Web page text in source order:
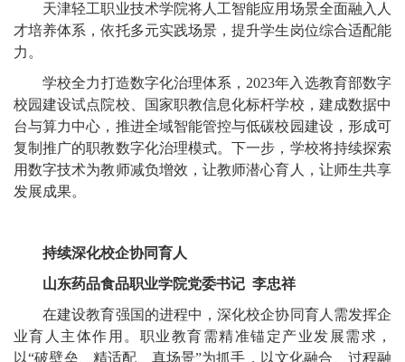
天津轻工职业技术学院将人工智能应用场景全面融入人
才培养体系，依托多元实践场景，提升学生岗位综合适配能
力。
学校全力打造数字化治理体系，2023年入选教育部数字
校园建设试点院校、国家职教信息化标杆学校，建成数据中
台与算力中心，推进全域智能管控与低碳校园建设，形成可
复制推广的职教数字化治理模式。下一步，学校将持续探索
用数字技术为教师减负增效，让教师潜心育人，让师生共享
发展成果。
持续深化校企协同育人
山东药品食品职业学院党委书记 李忠祥
在建设教育强国的进程中，深化校企协同育人需发挥企
业育人主体作用。职业教育需精准锚定产业发展需求，
以“破壁垒、精适配、真场景”为抓手，以文化融合、过程融